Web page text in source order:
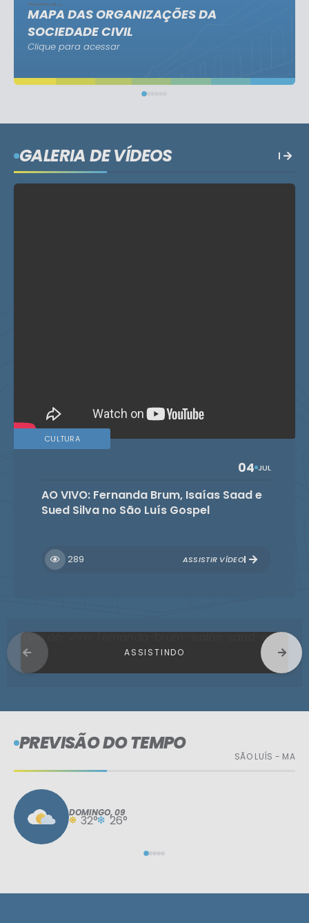
MAPA DAS ORGANIZAÇÕES DA
SOCIEDADE CIVIL
Clique para acessar
GALERIA DE VÍDEOS
CULTURA
04 JUL
AO VIVO: Fernanda Brum, Isaías Saad e
Sued Silva no São Luís Gospel
289 ASSISTIR VÍDEO
PREVISÃO DO TEMPO
SÃO LUÍS - MA
DOMINGO 09
32° 26°